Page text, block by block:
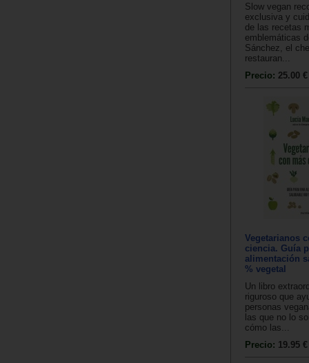
Slow vegan
exclusiva y
de las recetas
emblemáticas
Sánchez, el
restauran...
Precio: 25.00 €
Vegetarianos
ciencia. Guía
alimentación
% vegetal
Un libro
riguroso que
personas
las que no lo
cómo las...
Precio: 19.95 €